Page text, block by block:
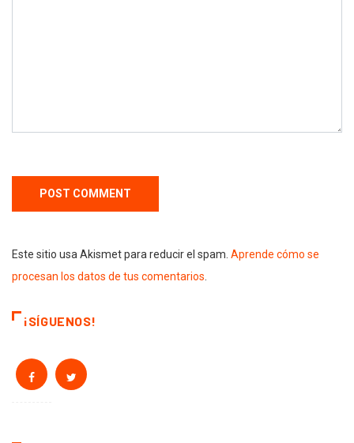
Este sitio usa Akismet para reducir el spam. Aprende cómo se
procesan los datos de tus comentarios
¡SÍGUENOS!